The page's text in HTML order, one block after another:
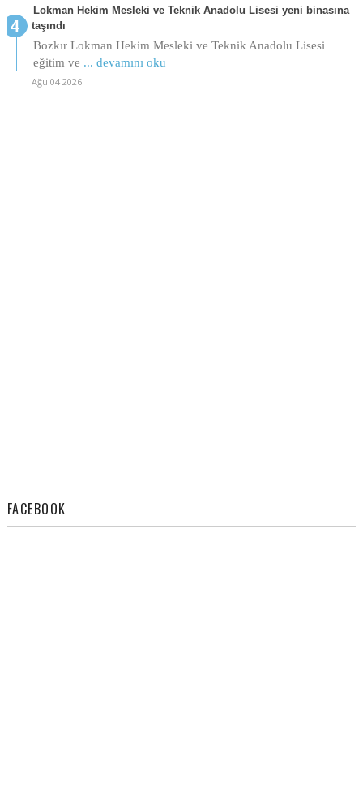
Lokman Hekim Mesleki ve Teknik Anadolu Lisesi yeni binasına
taşındı
Bozkır Lokman Hekim Mesleki ve Teknik Anadolu Lisesi
eğitim ve ... devamını oku
Ağu 04 2026
FACEBOOK